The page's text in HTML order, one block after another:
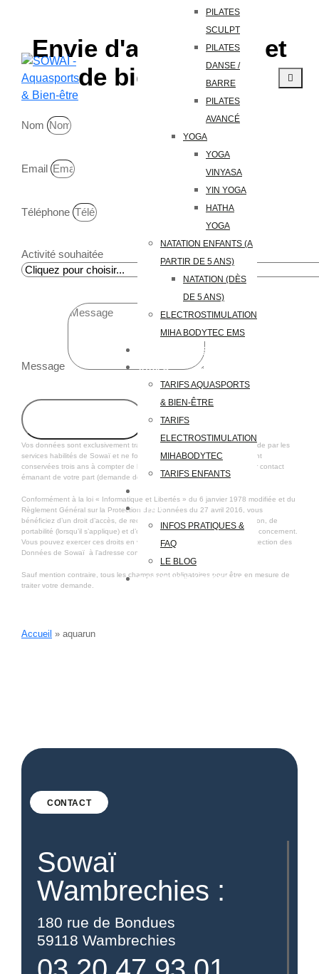
PILATES
SCULPT
PILATES
DANSE /
BARRE
PILATES
AVANCÉ
YOGA
YOGA
VINYASA
YIN YOGA
HATHA
YOGA
NATATION ENFANTS (A
PARTIR DE 5 ANS)
NATATION (DÈS
DE 5 ANS)
ELECTROSTIMULATION
MIHA BODYTEC EMS
NOTRE CENTRE
TARIFS
TARIFS AQUASPORTS
& BIEN-ÊTRE
TARIFS
ELECTROSTIMULATION
MIHABODYTEC
TARIFS ENFANTS
INFOS
INFOS PRATIQUES &
FAQ
LE BLOG
CONNEXION / CRÉER UN
Envie d'aquasports et
de bien-être ?
Nom
Email
Téléphone
Activité souhaitée
Message
Vos données sont exclusivement traitées dans le cadre de votre demande par les
services habilités de Sowaï et ne font l’objet d’aucune cession. Elles sont
conservées trois ans à compter de leur collecte par Sowaï ou du dernier contact
émanant de votre part (demande de documentation par exemple).
Conformément à la loi « Informatique et Libertés » du 6 janvier 1978 modifiée et du
Règlement Général sur la Protection des Données du 27 avril 2016, vous
bénéficiez d’un droit d’accès, de rectification, de suppression, de limitation, de
portabilité (lorsqu’il s’applique) et d’opposition aux informations qui vous concernent.
Vous pouvez exercer ces droits en vous adressant au Délégué à la Protection des
Données de Sowaï à l’adresse contact(a)sowai-aquasport.fr .
Sauf mention contraire, tous les champs sont obligatoires pour être en mesure de
traiter votre demande.
Accueil » aquarun
CONTACT
Sowaï
Wambrechies :
180 rue de Bondues
59118 Wambrechies